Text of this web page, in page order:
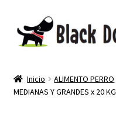
TIENDA
Inicio ALIMENTO PERRO
MEDIANAS Y GRANDES x 20 KG